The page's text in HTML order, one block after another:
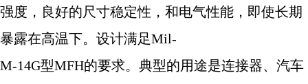
强度，良好的尺寸稳定性，和电气性能，即使长期
暴露在高温下。设计满足Mil-
M-14G型MFH的要求。典型的用途是连接器、汽车